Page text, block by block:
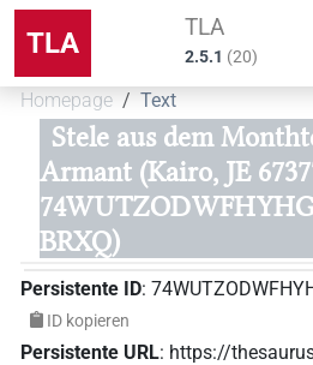
TLA TLA
2.5.1 (20)
Homepage Text
Stele aus dem
Armant (Kairo, JE
BRXQ)
Persistente ID:
ID kopieren
Persistente URL: https://